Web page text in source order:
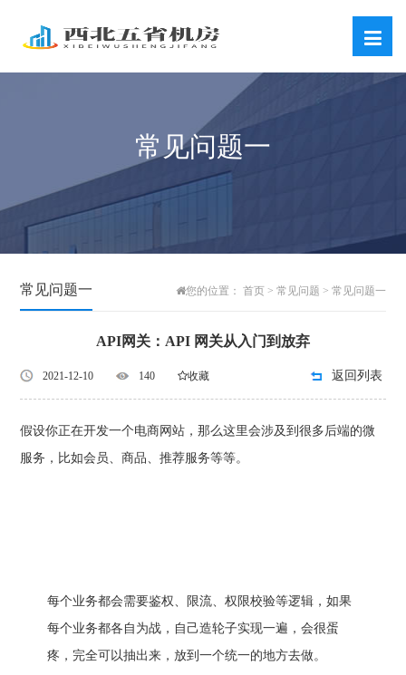
常见问题一
常见问题一 您的位置： 首页> 常见问题 > 常见问题一
API网关：API 网关从入门到放弃
2021-12-10 140 收藏 返回列表
假设你正在开发一个电商网站，那么这里会涉及到很多后端的微
服务，比如会员、商品、推荐服务等等。
每个业务都会需要鉴权、限流、权限校验等逻辑，如果
每个业务都各自为战，自己造轮子实现一遍，会很蛋
疼，完全可以抽出来，放到一个统一的地方去做。